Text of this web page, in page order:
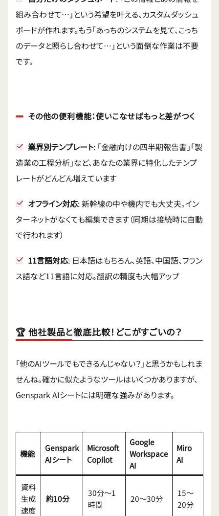
組み合わせて…」という希望を叶える、カスタムダッシュ
ボードが作れます。もう「あっちのシステムを見て、こっち
のデータと照らし合わせて…」という面倒な作業は不要
です。
その他の便利機能：使いこなせばもっと差がつく
業界別テンプレート: 「金融向けの四半期報告書」「製
造業の工程分析」など、あなたの業界に特化したテンプ
レートがどんどん増えています
オフライン対応: 新幹線の中や機内でも大丈夫。イン
ターネットがなくても編集できます（同期は接続時に自動
で行われます）
11言語対応: 日本語はもちろん、英語、中国語、フラン
ス語など11言語に対応。翻訳の精度も大幅アップ
🏆 他社製品と徹底比較！どこがすごいの？
「他のAIツールでもできるんじゃない？」と思うかもしれま
せんね。確かに似たようなツールはいくつかありますが、
Genspark AIシートには明確な強みがあります。
機能
Genspark
AIシート
Microsoft
Copilot
Google
Workspace
AI
Miro
AI
資料
生成
速度
約10分
30分〜1
時間
20〜30分
15〜
20分